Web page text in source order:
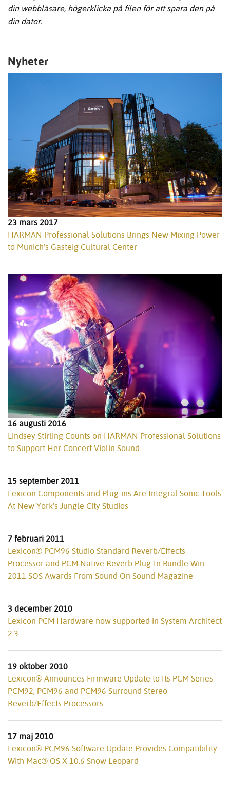
din webbläsare, högerklicka på filen för att spara den på
din dator.
Nyheter
23 mars 2017
HARMAN Professional Solutions Brings New Mixing Power
to Munich’s Gasteig Cultural Center
16 augusti 2016
Lindsey Stirling Counts on HARMAN Professional Solutions
to Support Her Concert Violin Sound
15 september 2011
Lexicon Components and Plug-ins Are Integral Sonic Tools
At New York’s Jungle City Studios
7 februari 2011
Lexicon® PCM96 Studio Standard Reverb/Effects
Processor and PCM Native Reverb Plug-In Bundle Win
2011 SOS Awards From Sound On Sound Magazine
3 december 2010
Lexicon PCM Hardware now supported in System Architect
2.3
19 oktober 2010
Lexicon® Announces Firmware Update to Its PCM Series
PCM92, PCM96 and PCM96 Surround Stereo
Reverb/Effects Processors
17 maj 2010
Lexicon® PCM96 Software Update Provides Compatibility
With Mac® OS X 10.6 Snow Leopard